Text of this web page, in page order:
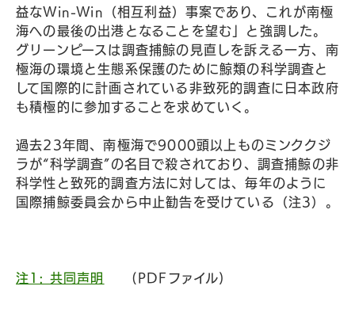
益なWin-Win（相互利益）事案であり、これが南極
海への最後の出港となることを望む」と強調した。
グリーンピースは調査捕鯨の見直しを訴える一方、南
極海の環境と生態系保護のために鯨類の科学調査と
して国際的に計画されている非致死的調査に日本政府
も積極的に参加することを求めていく。
過去23年間、南極海で9000頭以上ものミンククジ
ラが“科学調査”の名目で殺されており、調査捕鯨の非
科学性と致死的調査方法に対しては、毎年のように
国際捕鯨委員会から中止勧告を受けている（注3）。
注1: 共同声明 (PDFファイル)